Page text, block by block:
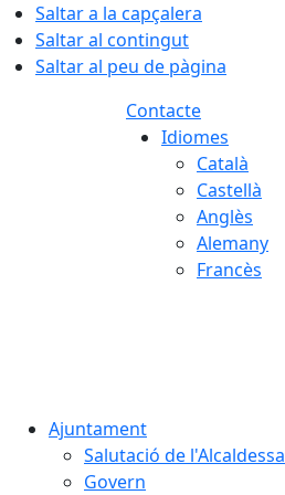
Saltar a la capçalera
Saltar al contingut
Saltar al peu de pàgina
Contacte
Idiomes
Català
Castellà
Anglès
Alemany
Francès
Ajuntament
Salutació de l'Alcaldessa
Govern